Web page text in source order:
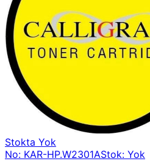
Stokta Yok
No: KAR-HP.W2301AStok: Yok